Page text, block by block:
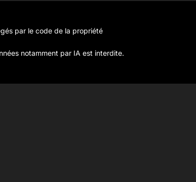
par le code de la propriété
notamment par IA est interdite.